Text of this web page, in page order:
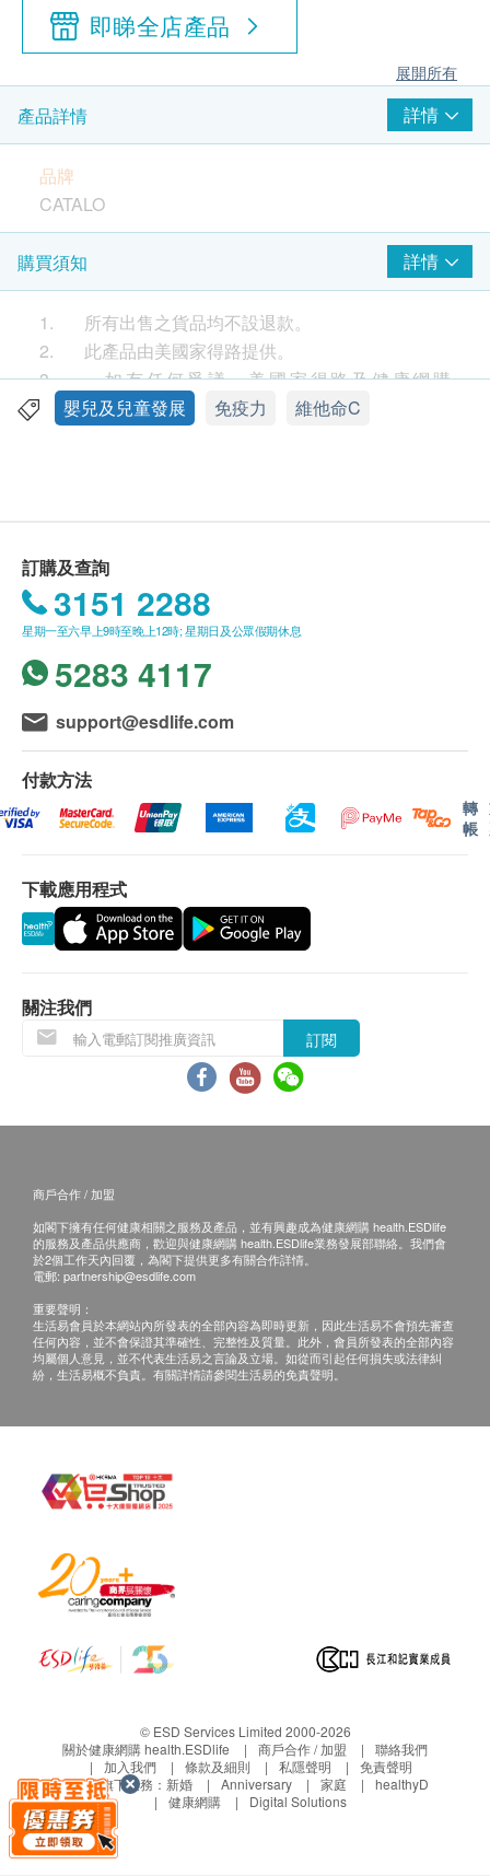
即睇全店產品
展開所有
產品詳情 詳情
品牌
CATALO
產地
美國
包裝
60粒
特性及功效
針葉櫻桃果實的維他命C比一般合成維他命C更易
被人體吸收，不會對身體造成負擔
維他命C更有助鐵質吸收及造血，並有助製造膠原
蛋白，促進細胞、牙齒及骨骼的成長和修補
富含天然生物類黃酮，有效提升免疫力及抗病力，
是孩子強大的免疫防護盾，助孩子健康成長
紓緩易敏症狀，讓孩子保持精神，上堂更專心
鮮橙菠蘿味小熊咀嚼片設計，美味又易食。
適用人士：
倦兒童
使用方法：
4歲或以上兒童：每日2次，每次1粒
可咀嚼食用或作為零食代替品
水分保持劑（山梨醇），果糖，增體劑（麥芽糊
精），調味料（天然香橙香料），抗結劑（植物硬脂
酸），調味料（天然香草香料），天然菠蘿粉，抗結
劑（硬脂酸鎂），天然香橙精華。
含大豆
購買須知 詳情
1. 所有出售之貨品均不設退款。
2. 此產品由美國家得路提供。
3. 如有任何爭議，美國家得路及健康網購
health.ESDlife保留最終決議權。
以下地區不提供送貨服務:
打鼓嶺, 離島(大嶼山 (包括愉景灣), 南丫島, 長洲,
坪洲, 大澳, 梅窩, 昂平), 馬灣, 沙頭角, 落馬洲, 皇崗,
流浮山, 龍鼓灘, 踏石角, 機場。
訂單確認後將於3-5個工作天內送達指定送貨地
址。送貨日期及地址一經確認後將無法更改，否則
將會引致嚴重送貨延誤，顧客亦須自行繳付因更改
送貨日期及地址而引起之全數費用。
不排除運送時間會因節日而有所影響。當八號烈風
訊號懸掛或黑色暴雨警告生效時，送貨服務時間將
所有訂單須視乎相關貨品的供應情況再作最後確
認。倘若健康網購health.ESDlife未能提供任何訂
單上的貨品，健康網購health.ESDlife有權拒絕接
客再作安排。
貨品質量保證，於顧客收到產品當日起計，食用期
換貨條款
當顧客收取已訂購之貨品時，有責任檢查貨品是否
有損毀情況，一經確認簽收，恕不接受退換。
退換產品必須包裝完整，如退換之產品有任何殘缺
或過期退回，供應商有權不受理。
如有其他損壞或遺漏查詢，顧客必須保留有效收據
正本，並於送貨後3個工作天內按下列方式聯絡健
電郵: support@esdlife.com / 健康網購
嬰兒及兒童發展 免疫力 維他命C
訂購及查詢
3151 2288
星期一至六早上9時至晚上12時; 星期日及公眾假期休息
5283 4117
support@esdlife.com
付款方法
轉
帳
下載應用程式
關注我們
訂閱
商戶合作 / 加盟
如閣下擁有任何健康相關之服務及產品，並有興趣成為健康網購 health.ESDlife
的服務及產品供應商，歡迎與健康網購 health.ESDlife業務發展部聯絡。我們會
於2個工作天內回覆，為閣下提供更多有關合作詳情。
電郵: partnership@esdlife.com
重要聲明：
生活易會員於本網站內所發表的全部內容為即時更新，因此生活易不會預先審查
任何內容，並不會保證其準確性、完整性及質量。此外，會員所發表的全部內容
均屬個人意見，並不代表生活易之言論及立場。如從而引起任何損失或法律糾
紛，生活易概不負責。有關詳情請參閱生活易的免責聲明。
© ESD Services Limited 2000-2026
關於健康網購 health.ESDlife
商戶合作 / 加盟
聯絡我們
加入我們
條款及細則 私隱聲明
免責聲明
生活易旗下業務： 新婚 Anniversary 家庭
healthyD
健康網購
Digital Solutions